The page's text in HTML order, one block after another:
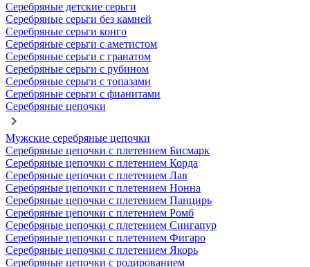
Серебряные детские серьги
Серебряные серьги без камней
Серебряные серьги конго
Серебряные серьги с аметистом
Серебряные серьги с гранатом
Серебряные серьги с рубином
Серебряные серьги с топазами
Серебряные серьги с фианитами
Серебряные цепочки
Мужские серебряные цепочки
Серебряные цепочки с плетением Бисмарк
Серебряные цепочки с плетением Корда
Серебряные цепочки с плетением Лав
Серебряные цепочки с плетением Нонна
Серебряные цепочки с плетением Панцирь
Серебряные цепочки с плетением Ромб
Серебряные цепочки с плетением Сингапур
Серебряные цепочки с плетением Фигаро
Серебряные цепочки с плетением Якорь
Серебряные цепочки с родированием